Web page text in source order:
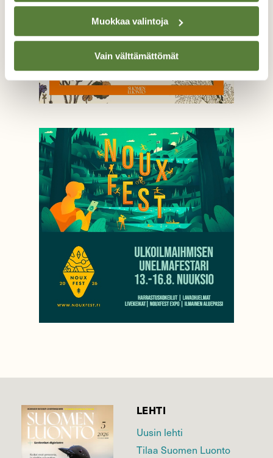
Muokkaa valintoja
Vain välttämättömät
LEHTI
Uusin lehti
Tilaa Suomen Luonto